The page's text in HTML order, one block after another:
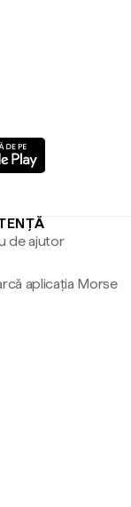
de ajutor
aplicația Morse